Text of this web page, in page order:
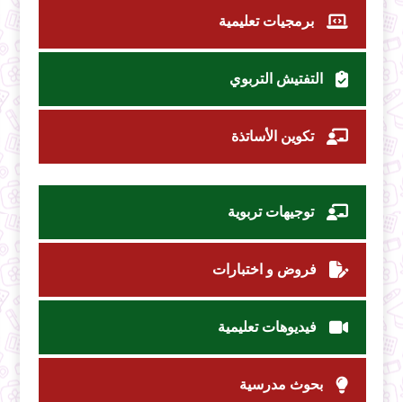
برمجيات تعليمية
التفتيش التربوي
تكوين الأساتذة
توجيهات تربوية
فروض و اختبارات
فيديوهات تعليمية
بحوث مدرسية